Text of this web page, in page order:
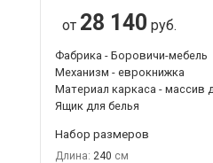
от 28 140 руб.
Фабрика - Боровичи-мебель
Механизм - еврокнижка
Материал каркаса - массив
Ящик для белья
Набор размеров
Длина: 240